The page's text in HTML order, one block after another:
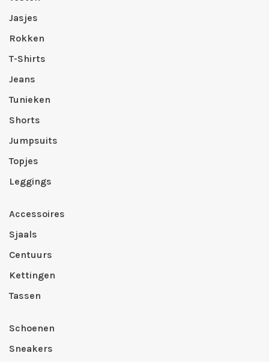
Jasjes
Rokken
T-Shirts
Jeans
Tunieken
Shorts
Jumpsuits
Topjes
Leggings
Accessoires
Sjaals
Centuurs
Kettingen
Tassen
Schoenen
Sneakers